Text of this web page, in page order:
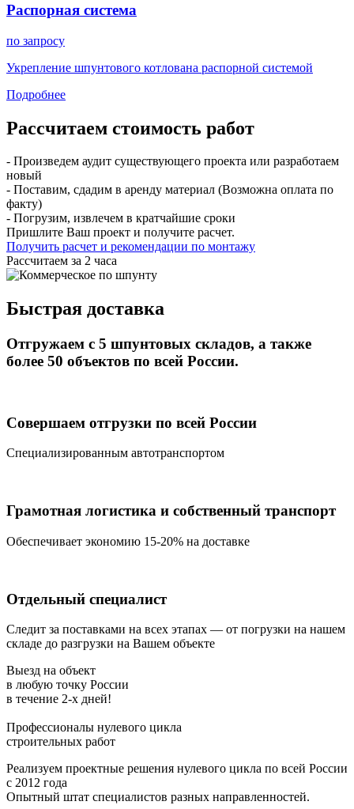
Распорная система
по запросу
Укрепление шпунтового котлована распорной системой
Подробнее
Рассчитаем стоимость работ
- Произведем аудит существующего проекта или разработаем
новый
- Поставим, сдадим в аренду материал (Возможна оплата по
факту)
- Погрузим, извлечем в кратчайшие сроки
Пришлите Ваш проект и получите расчет.
Получить расчет и рекомендации по монтажу
Рассчитаем за 2 часа
Быстрая доставка
Отгружаем с 5 шпунтовых складов, а также
более 50 объектов по всей России.
Совершаем отгрузки по всей России
Специализированным автотранспортом
Грамотная логистика и собственный транспорт
Обеспечивает экономию 15-20% на доставке
Отдельный специалист
Следит за поставками на всех этапах — от погрузки на нашем
складе до разгрузки на Вашем объекте
Выезд на объект
в любую точку России
в течение 2-х дней!
Профессионалы нулевого цикла
строительных работ
Реализуем проектные решения нулевого цикла по всей России
с 2012 года
Опытный штат специалистов разных направленностей.